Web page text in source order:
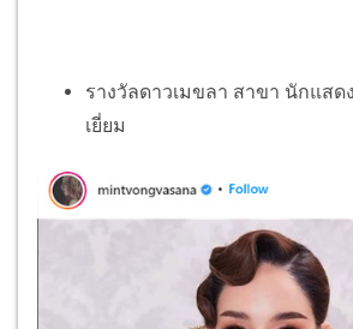
รางวัลดาวเมขลา สาขา นักแส
เยี่ยม